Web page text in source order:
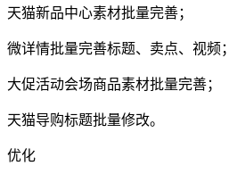
天猫新品中心素材批量完善；
微详情批量完善标题、卖点、视频；
大促活动会场商品素材批量完善；
天猫导购标题批量修改。
优化